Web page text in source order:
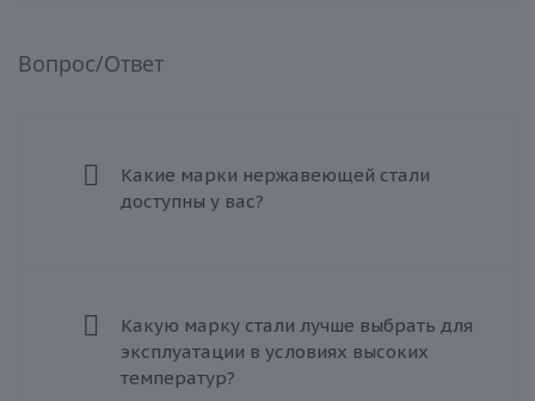
Вопрос/Ответ
Какие марки нержавеющей стали
доступны у вас?
Какую марку стали лучше выбрать для
эксплуатации в условиях высоких
температур?